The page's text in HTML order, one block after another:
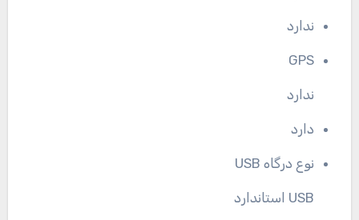
ندارد
GPS
ندارد
دارد
نوع درگاه USB
USB استاندارد